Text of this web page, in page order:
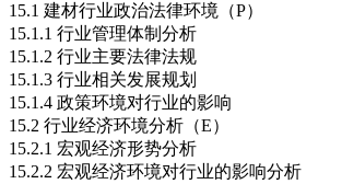
15.1 建材行业政治法律环境（P）
15.1.1 行业管理体制分析
15.1.2 行业主要法律法规
15.1.3 行业相关发展规划
15.1.4 政策环境对行业的影响
15.2 行业经济环境分析（E）
15.2.1 宏观经济形势分析
15.2.2 宏观经济环境对行业的影响分析